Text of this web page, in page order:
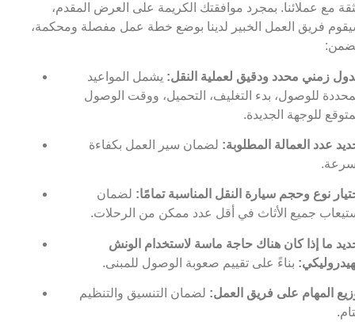
مع عملائنا. بمجرد موافقتك الكريمة على العرض المقدم،
فريق العمل الخبير لدينا بوضع خطة عمل مفصلة ومحكمة،
زمني محدد ودقيق لعملية النقل: يشمل المواعيد
للوصول، بدء التغليف، التحميل، ووقت الوصول
للوجهة الجديدة.
عدد العمالة المطلوبة: لضمان سير العمل بكفاءة
نوع وحجم سيارة النقل المناسبة تمامًا: لضمان
جميع الأثاث في أقل عدد ممكن من الرحلات.
ما إذا كان هناك حاجة ماسة لاستخدام الونش
بناءً على تقييم صعوبة الوصول للمبنى.
المهام على فريق العمل: لضمان التنسيق والتنظيم